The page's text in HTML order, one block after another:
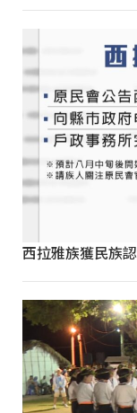
西拉雅族獲民族